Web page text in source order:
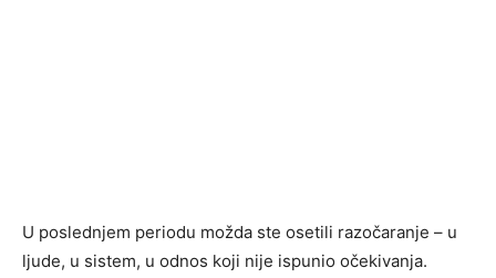
U poslednjem periodu možda ste osetili razočaranje – u
ljude, u sistem, u odnos koji nije ispunio očekivanja.